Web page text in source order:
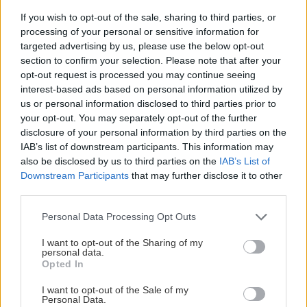
If you wish to opt-out of the sale, sharing to third parties, or
processing of your personal or sensitive information for
targeted advertising by us, please use the below opt-out
section to confirm your selection. Please note that after your
opt-out request is processed you may continue seeing
interest-based ads based on personal information utilized by
us or personal information disclosed to third parties prior to
your opt-out. You may separately opt-out of the further
disclosure of your personal information by third parties on the
IAB’s list of downstream participants. This information may
also be disclosed by us to third parties on the IAB’s List of
Downstream Participants that may further disclose it to other
Please note that this website/app uses one or more Google
not limited to your visit or usage behaviour. You may click to
grant or deny consent to Google and its third-party tags to
use your data for below specified purposes in below Google
consent section.
Personal Data Processing Opt Outs
I want to opt-out of the Sharing of my
personal data.
Opted In
I want to opt-out of the Sale of my
Personal Data.
■ Podpora nielen na zateplenie rodinných
domov
Vykurovanie
■ Energetická hospodárnosť vďaka správnemu
vykurovaniu
■ Porovnanie základných zdrojov vykurovania
■ Pre aké vykurovacie zariadenie sa rozhodnúť
■ Ako si vybrať ten správny kozub
■ Zelený komfort pre mladú rodinu